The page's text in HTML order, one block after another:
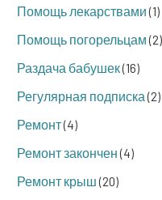
Помощь лекарствами(1)
Помощь погорельцам(2)
Раздача бабушек(16)
Регулярная подписка(2)
Ремонт(4)
Ремонт закончен(4)
Ремонт крыш(20)